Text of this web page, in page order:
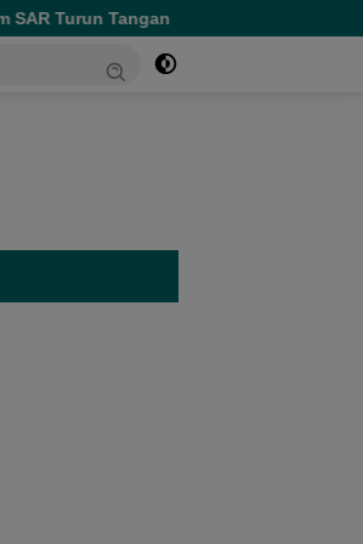
Persiapan Menuju TPT XXXV,